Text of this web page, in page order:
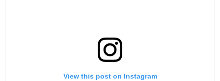
View this post on Instagram